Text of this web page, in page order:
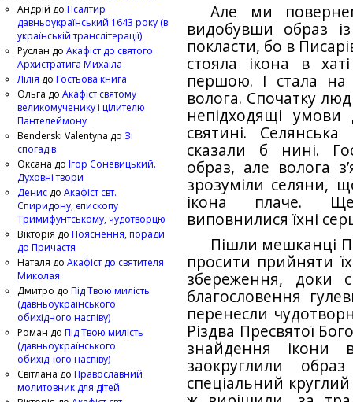
Але ми
видобувши образ
покласти, бо в
стояла ікона в
першою. І стала на
волога. Спочатку
непідходящі умови
святині.
сказали б нині.
образ, але волога
зрозуміли селяни,
ікона плаче.
виповнилися їхні
Пішли мешканці
просити прийняти
збереження, доки
благословення
перенесли
Різдва Пресвятої
знайдення ікони
заокруглили
спеціальний
Андрій до Псалтир
давньоукраїнський 1643 року (в
українській транслітерації)
Руслан до Акафіст до святого
Архистратига Михаїла
Лілія до Гостьова книга
Ольга до Акафіст святому
великомученику і цілителю
Пантелеймону
Benderski Valentyna до Зі
спогадів
Оксана до Ігор Соневицький.
Духовні твори
Денис до Акафіст свт.
Спиридону, єпископу
Тримифунтському, чудотворцю
Вікторія до Пояснення, поради
до Причастя
Наталя до Акафіст до святителя
Миколая
Дмитро до Під Твою милість
(давньоукраїнського
обихідного наспіву)
Роман до Під Твою милість
(давньоукраїнського
обихідного наспіву)
Світлана до Православний
молитовник для дітей